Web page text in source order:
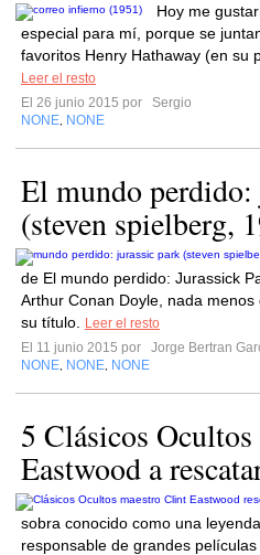
Hoy me
especial para mí, porque se
favoritos Henry Hathaway (en su
Leer el resto
El 26 junio 2015 por
Sergio
NONE NONE
El mundo
(steven spielberg,
de El mundo perdido: Jurassick
Arthur Conan Doyle, nada
su título.
Leer el resto
El 11 junio 2015 por
Jorge Bertran
NONE NONE NONE
5 Clásicos
Eastwood a
sobra conocido como una
responsable de grandes